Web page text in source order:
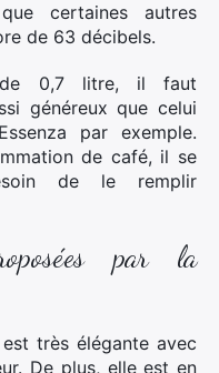
certaines autres
de 63 décibels.
de 0,7 litre, il faut
généreux que celui
par exemple.
de café, il se
de le remplir
par la
très élégante avec
De plus, elle est en